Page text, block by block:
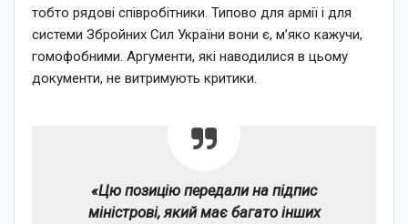
тобто рядові співробітники. Типово для армії і для
системи Збройних Сил України вони є, м’яко кажучи,
гомофобними. Аргументи, які наводилися в цьому
документи, не витримують критики.
«Цю позицію передали на підпис
міністрові, який має багато інших